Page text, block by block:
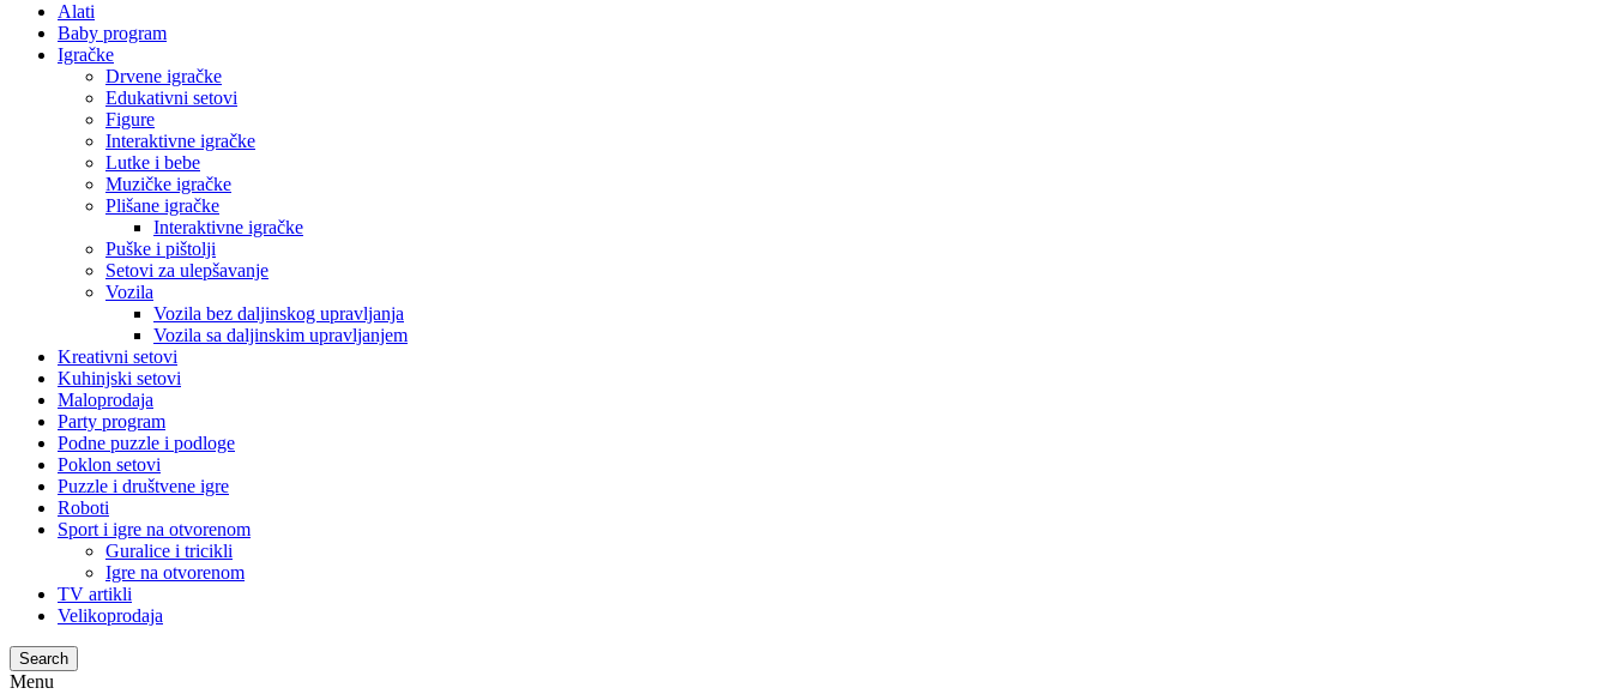
Alati
Baby program
Igračke
Drvene igračke
Edukativni setovi
Figure
Interaktivne igračke
Lutke i bebe
Muzičke igračke
Plišane igračke
Interaktivne igračke
Puške i pištolji
Setovi za ulepšavanje
Vozila
Vozila bez daljinskog upravljanja
Vozila sa daljinskim upravljanjem
Kreativni setovi
Kuhinjski setovi
Maloprodaja
Party program
Podne puzzle i podloge
Poklon setovi
Puzzle i društvene igre
Roboti
Sport i igre na otvorenom
Guralice i tricikli
Igre na otvorenom
TV artikli
Velikoprodaja
Search
Menu